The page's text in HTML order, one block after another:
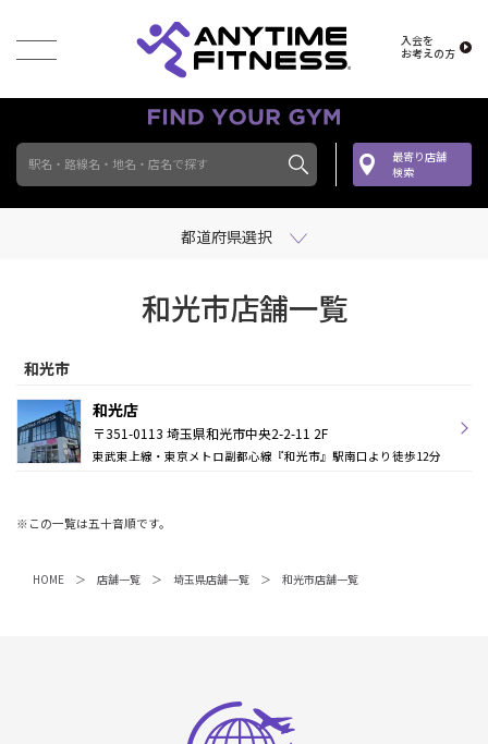
入会を
お考えの方
駅名・路線名・地名・店名で探す
最寄り店舗
検索
都道府県選択
和光市店舗一覧
和光市
和光店
〒351-0113 埼玉県和光市中央2-2-11 2F
東武東上線・東京メトロ副都心線『和光市』駅南口より徒歩12分
※この一覧は五十音順です。
HOME 店舗一覧 埼玉県店舗一覧 和光市店舗一覧